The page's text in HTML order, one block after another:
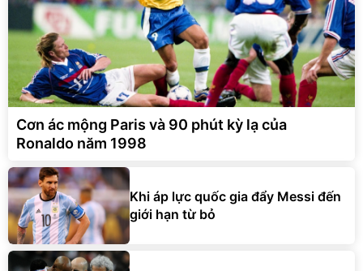
Cơn ác mộng Paris và 90 phút kỳ lạ của
Ronaldo năm 1998
Khi áp lực quốc gia đẩy Messi đến
giới hạn từ bỏ